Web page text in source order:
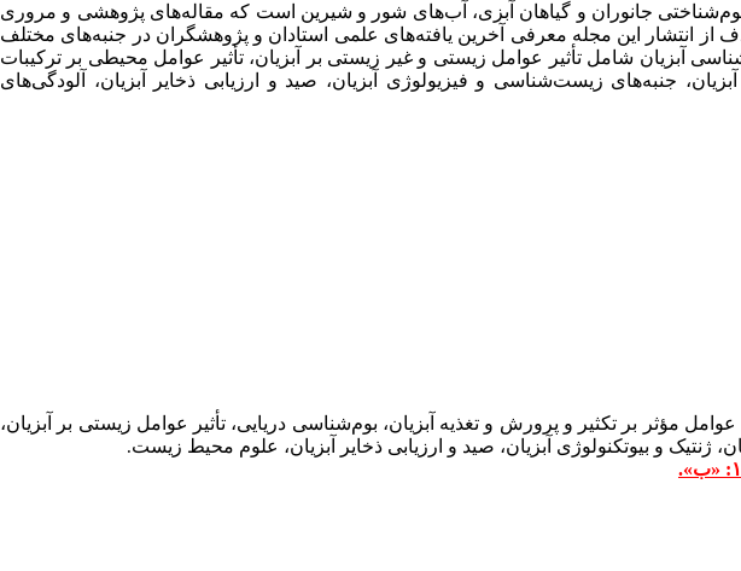
جانوران و گیاهان آبزی، آب‌های شور و شیرین است که مقاله‌های پژوهشی و مروری
انتشار این مجله معرفی آخرین یافته‌های علمی استادان و پژوهشگران در جنبه‌های مختلف
آبزیان شامل تأثیر عوامل زیستی و غیر زیستی بر آبزیان، تأثیر عوامل محیطی بر ترکیبات
جنبه‌های زیست‌شناسی و فیزیولوژی آبزیان، صید و ارزیابی ذخایر آبزیان، آلودگی‌های
مؤثر بر تکثیر و پرورش و تغذیه آبزیان، بوم‌شناسی دریایی، تأثیر عوامل زیستی بر آبزیان،
و بیوتکنولوژی آبزیان، صید و ارزیابی ذخایر آبزیان، علوم محیط زیست.
: «ب».